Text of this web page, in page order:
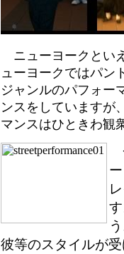
ニューヨークとい
ューヨークではパン
ジャンルのパフォー
ンスをしていますが
マンスはひときわ観
彼等のスタイルが